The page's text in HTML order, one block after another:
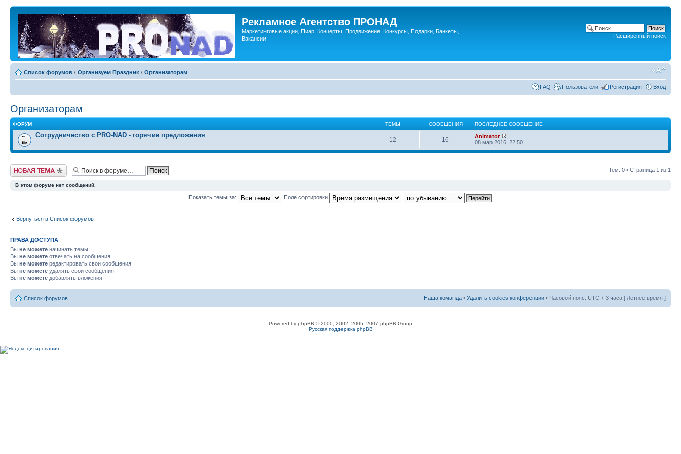
Рекламное Агентство ПРОНАД
Маркетинговые акции, Пиар, Концерты, Продвижение, Конкурсы, Подарки, Банкеты,
Вакансии.
Расширенный поиск
Список форумов ‹ Организуем Праздник ‹ Организаторам
FAQ Пользователи Регистрация Вход
Организаторам
ФОРУМ ТЕМЫ СООБЩЕНИЯ ПОСЛЕДНЕЕ СООБЩЕНИЕ
Сотрудничество c PRO-NAD - горячие предложения
12 16
Animator
08 мар 2016, 22:50
Новая тема Тем: 0 • Страница 1 из 1
В этом форуме нет сообщений.
Показать темы за: Поле сортировки
Вернуться в Список форумов
ПРАВА ДОСТУПА
Вы не можете начинать темы
Вы не можете отвечать на сообщения
Вы не можете редактировать свои сообщения
Вы не можете удалять свои сообщения
Вы не можете добавлять вложения
Список форумов Наша команда • Удалить cookies конференции • Часовой пояс: UTC + 3 часа [ Летнее время ]
Powered by phpBB © 2000, 2002, 2005, 2007 phpBB Group
Русская поддержка phpBB